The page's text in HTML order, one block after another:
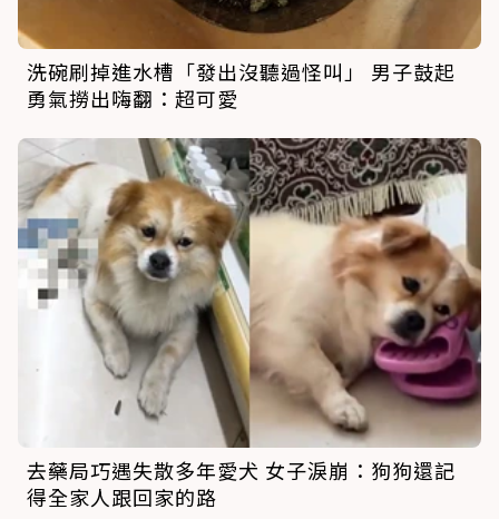
洗碗刷掉進水槽「發出沒聽過怪叫」 男子鼓起
勇氣撈出嗨翻：超可愛
去藥局巧遇失散多年愛犬 女子淚崩：狗狗還記
得全家人跟回家的路